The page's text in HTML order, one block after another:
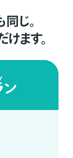
じ。
ます。
ン